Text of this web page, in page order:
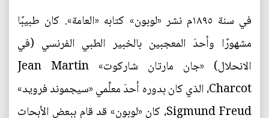
في سنة ١٨٩٥م نشر «لوبون» كتابه «العامة». كان طبيبًا
مشهورًا وأحدَ المعجبين بالخبير الطبي الفرنسي (في
الانحلال) «جان مارتان شاركوت» Jean Martin
Charcot، الذي كان بدوره أحدَ معلِّمي «سيجموند فرويد»
Sigmund Freud، كان «لوبون» قد قام ببعض الأبحاث